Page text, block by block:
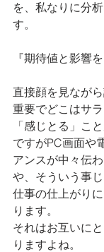
を、私なりに分
す。
『期待値と影響
直接顔を見なが
重要でどこはサ
「感じとる」こ
ですがPC画面や
アンスが中々伝
や、そういう事
仕事の仕上がり
ります。
それはお互いに
りますよね。